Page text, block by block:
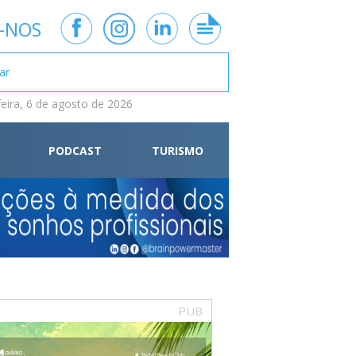
6 de agosto de 2026
PODCAST TURISMO
PUB